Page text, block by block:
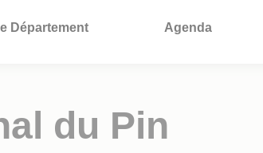
Département Agenda
du Pin